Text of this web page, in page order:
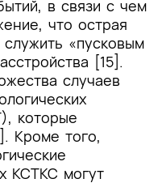
в связи с чем
что острая
«пусковым
[15].
случаев
которые
Кроме того,
КСТКС могут